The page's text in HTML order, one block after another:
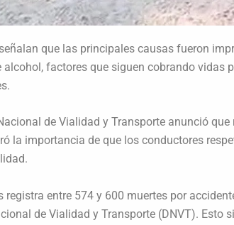
que las principales causas fueron
factores que siguen cobrando vidas
de Vialidad y Transporte anunció
la importancia de que los conductores
registra entre 574 y 600 muertes por
de Vialidad y Transporte (DNVT). Esto